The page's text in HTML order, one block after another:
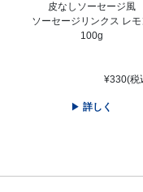
皮なしソーセージ風
ソーセージリンクス レモ
100g
¥330(税
詳しく